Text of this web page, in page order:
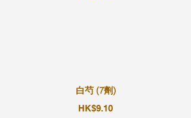
白芍 (7劑)
HK$9.10